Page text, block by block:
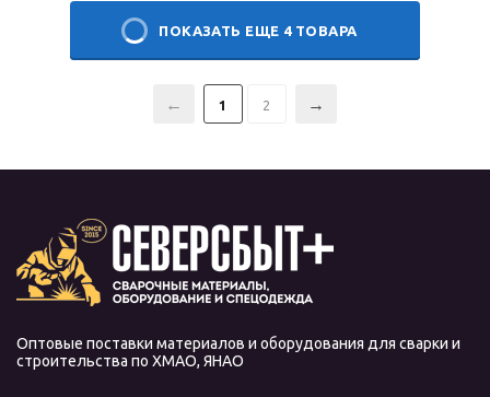
ПОКАЗАТЬ ЕЩЕ 4 ТОВАРА
1 2
Оптовые поставки материалов и оборудования для сварки и
строительства по ХМАО, ЯНАО